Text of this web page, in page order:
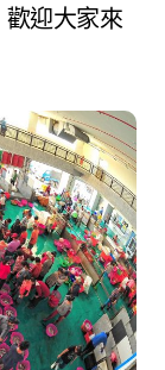
迎大家來